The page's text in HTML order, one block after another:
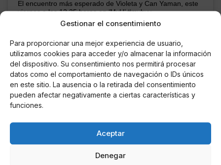
Gestionar el consentimiento
Para proporcionar una mejor experiencia de usuario,
utilizamos cookies para acceder y/o almacenar la información
del dispositivo. Su consentimiento nos permitirá procesar
datos como el comportamiento de navegación o IDs únicos
en este sitio. La ausencia o la retirada del consentimiento
pueden afectar negativamente a ciertas características y
funciones.
Aceptar
Denegar
El encuentro más esperado de Violeta y Can Yaman, este
viernes a las 12.35 horas en ‘MyH’ #myhyv
Una publicación compartida de?Mujeres y Hombres?
AUTOR
Noticias relacionadas